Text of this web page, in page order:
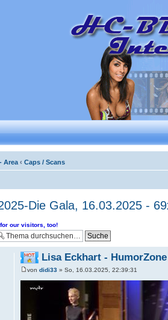
Area ‹ Caps / Scans
Die Gala, 16.03.2025 -
our visitors, too!
Lisa Eckhart - HumorZone
von didi33» So, 16.03.2025, 22:39:31